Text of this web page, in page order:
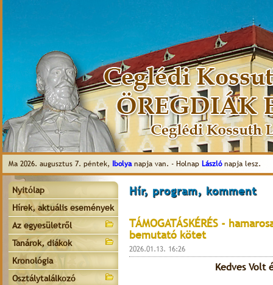
Ma 2026. augusztus 7. péntek, Ibolyanapja van. - Holnap Lászlónapja lesz.
Nyitólap
Hírek, aktuális események
Az egyesületről
Tanárok, diákok
Kronológia
Osztálytalálkozó
Hír, program, komment
TÁMOGATÁSKÉRÉS -
bemutató kötet
2026.01.13. 16:26
Kedves Volt